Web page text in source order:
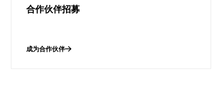
合作伙伴招募
成为合作伙伴